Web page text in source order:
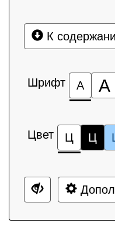
К
Шрифт А А
Цвет Ц Ц